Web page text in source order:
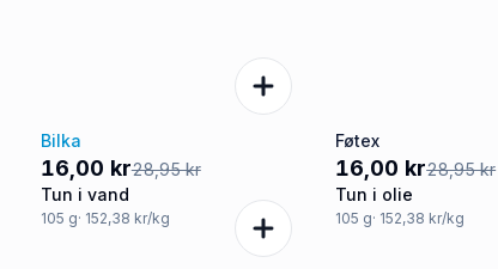
-45%
Bilka
16,00 kr28,95 kr
Tun i vand
105 g· 152,38 kr/kg
-45%
Føtex
16,00 kr28,95 kr
Tun i olie
105 g· 152,38 kr/kg